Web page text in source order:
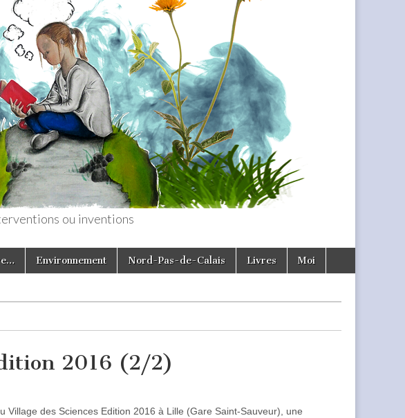
ou inventions
Environnement Nord-Pas-de-Calais Livres Moi
2016 (2/2)
Village des Sciences Edition 2016 à Lille (Gare Saint-Sauveur), une